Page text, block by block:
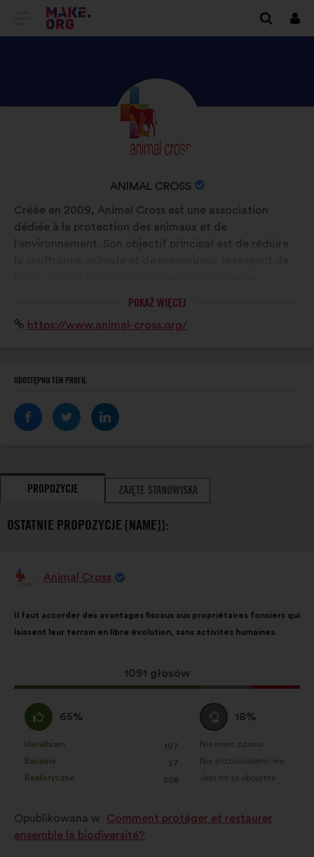
IDŹ
GŁÓWNEJ
MAKE.ORG
się
PROFIL
ANIMAL
CROSS
NAZWA
ORGANIZACJI:
ANIMAL CROSS
Créée en 2009, Animal Cross est une association
dédiée à la protection des animaux et de
l'environnement. Son objectif principal est de réduire
lançant des campagnes de sensibilisation, en menant
des actions de plaidoyer, ainsi qu'en intervenant sur le
terrain pour protéger la faune sauvage et lui assurer
POKAŻ WIĘCEJ
Strona
https://www.animal-cross.org/
UDOSTĘPNIJ TEN PROFIL
PROPOZYCJE ZAJĘTE STANOWISKA
OSTATNIE PROPOZYCJE {NAME}}:
Propozycja:Animal Cross
propozycji:
Il faut accorder des avantages fiscaux aux propriétaires fonciers qui
laissent leur terrain en libre évolution, sans activités humaines.
Ta
propozycja
1091 głosów
czym
głosy
następująco:
Zgadzam
się
:
65%
w
kategorii:
Uwielbiam
: 197
razy
Banalne
: 27
razy
Realistyczne
: 208
razy
Wstrzymuję
się
:
18%
w
Nie mam zdania
:razy
Nie zrozumiałam/-em
:razy
Jest mi to obojętne
:razy
Opublikowana w
Comment protéger et restaurer
ensemble la biodiversité?